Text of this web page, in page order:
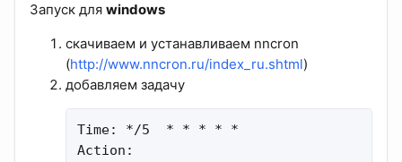
Запуск для windows
скачиваем и устанавливаем nncron
(http://www.nncron.ru/index_ru.shtml)
добавляем задачу
Time: */5  * * * * *
Action: